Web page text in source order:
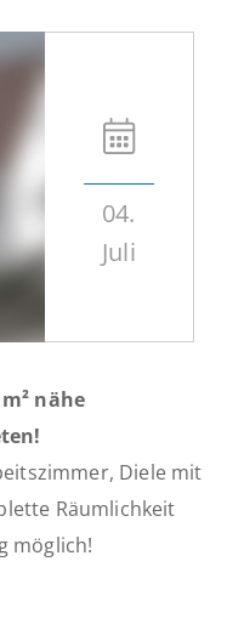
04.
Juli
nähe
Diele mit
Räumlichkeit
möglich!